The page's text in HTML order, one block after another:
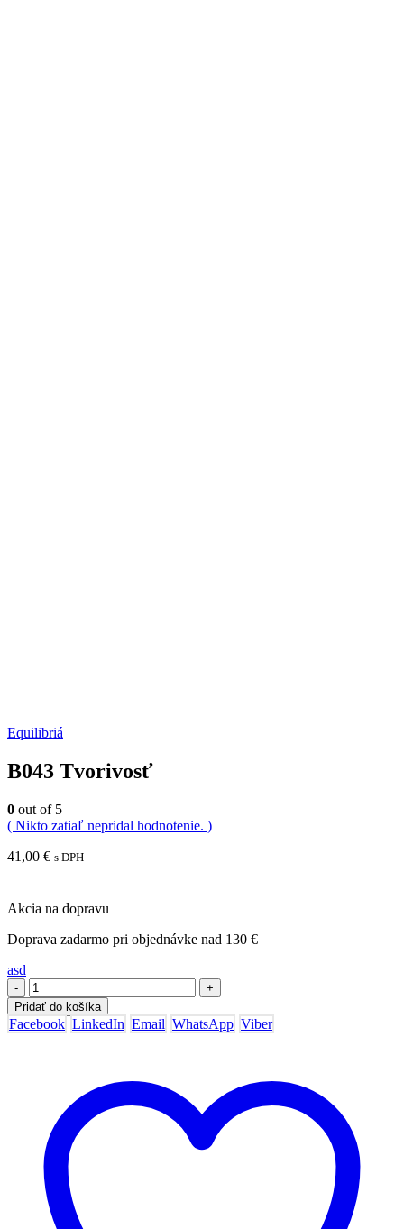
Equilibriá
B043 Tvorivosť
0 out of 5
( Nikto zatiaľ nepridal hodnotenie. )
41,00 € s DPH
Akcia na dopravu
Doprava zadarmo pri objednávke nad 130 €
asd
-
+
Pridať do košíka
Facebook LinkedIn Email WhatsApp Viber